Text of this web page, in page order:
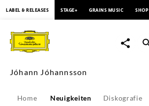
Schlüsselwerke
von
Jóhann
Jóhannsson
LABEL & RELEASES STAGE+ GRAINS MUSIC SHOP
Jóhann Jóhannsson
Home Neuigkeiten Diskografie